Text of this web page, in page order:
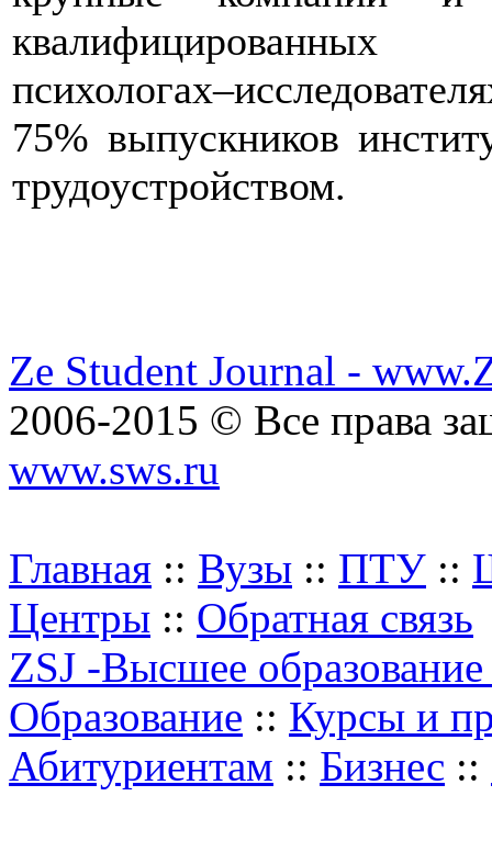
квалифицированных
75% выпускников
трудоустройством.
Ze Student Journal -
2006-2015 © Все права
www.sws.ru
Главная :: Вузы :: ПТУ ::
Центры :: Обратная связь
ZSJ -Высшее
Образование :: Курсы и
Абитуриентам :: Бизнес ::